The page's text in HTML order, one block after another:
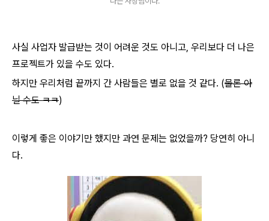
사실 사업자 발급받는 것이 어려운 것도 아니고, 우리보다 더 나은
프로젝트가 있을 수도 있다.
하지만 우리처럼 끝까지 간 사람들은 별로 없을 것 같다. (물론 아
닐 수도 ㅋㅋ)
이렇게 좋은 이야기만 했지만 과연 문제는 없었을까? 당연히 아니
다.